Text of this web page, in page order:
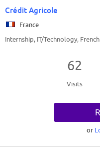
Crédit Agricole
France
Internship, IT/Technology, French
62
Visits
or